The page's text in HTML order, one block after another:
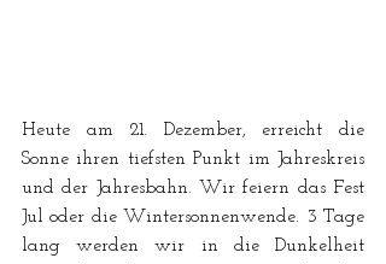
Heute am 21. Dezember, erreicht die
Sonne ihren tiefsten Punkt im Jahreskreis
und der Jahresbahn. Wir feiern das Fest
Jul oder die Wintersonnenwende. 3 Tage
lang werden wir in die Dunkelheit